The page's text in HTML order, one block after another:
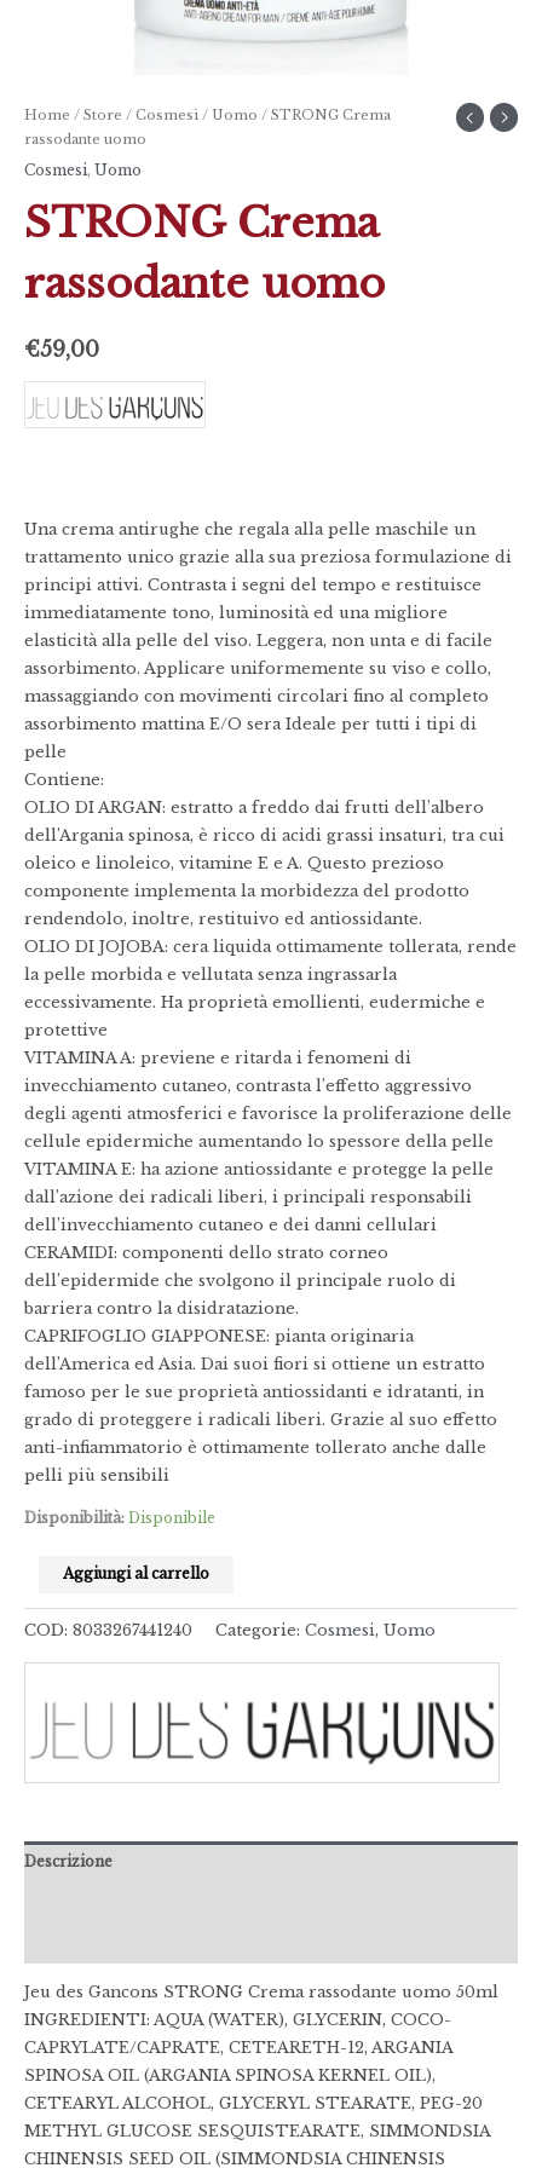
Home / Store / Cosmesi / Uomo / STRONG Crema
rassodante uomo
Cosmesi, Uomo
STRONG Crema
rassodante uomo
€59,00
Una crema antirughe che regala alla pelle maschile un
trattamento unico grazie alla sua preziosa formulazione di
principi attivi. Contrasta i segni del tempo e restituisce
immediatamente tono, luminosità ed una migliore
elasticità alla pelle del viso. Leggera, non unta e di facile
assorbimento. Applicare uniformemente su viso e collo,
massaggiando con movimenti circolari fino al completo
assorbimento mattina E/O sera Ideale per tutti i tipi di
pelle
Contiene:
OLIO DI ARGAN: estratto a freddo dai frutti dell’albero
dell’Argania spinosa, è ricco di acidi grassi insaturi, tra cui
oleico e linoleico, vitamine E e A. Questo prezioso
componente implementa la morbidezza del prodotto
rendendolo, inoltre, restituivo ed antiossidante.
OLIO DI JOJOBA: cera liquida ottimamente tollerata, rende
la pelle morbida e vellutata senza ingrassarla
eccessivamente. Ha proprietà emollienti, eudermiche e
protettive
VITAMINA A: previene e ritarda i fenomeni di
invecchiamento cutaneo, contrasta l’effetto aggressivo
degli agenti atmosferici e favorisce la proliferazione delle
cellule epidermiche aumentando lo spessore della pelle
VITAMINA E: ha azione antiossidante e protegge la pelle
dall’azione dei radicali liberi, i principali responsabili
dell’invecchiamento cutaneo e dei danni cellulari
CERAMIDI: componenti dello strato corneo
dell’epidermide che svolgono il principale ruolo di
barriera contro la disidratazione.
CAPRIFOGLIO GIAPPONESE: pianta originaria
dell’America ed Asia. Dai suoi fiori si ottiene un estratto
famoso per le sue proprietà antiossidanti e idratanti, in
grado di proteggere i radicali liberi. Grazie al suo effetto
anti-infiammatorio è ottimamente tollerato anche dalle
pelli più sensibili
Disponibilità: Disponibile
Aggiungi al carrello
COD: 8033267441240 Categorie: Cosmesi, Uomo
Descrizione
Jeu des Gancons STRONG Crema rassodante uomo 50ml
INGREDIENTI: AQUA (WATER), GLYCERIN, COCO-
CAPRYLATE/CAPRATE, CETEARETH-12, ARGANIA
SPINOSA OIL (ARGANIA SPINOSA KERNEL OIL),
CETEARYL ALCOHOL, GLYCERYL STEARATE, PEG-20
METHYL GLUCOSE SESQUISTEARATE, SIMMONDSIA
CHINENSIS SEED OIL (SIMMONDSIA CHINENSIS